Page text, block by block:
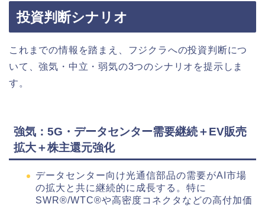
投資判断シナリオ
これまでの情報を踏まえ、フジクラへの投資判断につ
いて、強気・中立・弱気の3つのシナリオを提示しま
す。
強気：5G・データセンター需要継続＋EV販売
拡大＋株主還元強化
データセンター向け光通信部品の需要がAI市場
の拡大と共に継続的に成長する。特に
SWR®/WTC®や高密度コネクタなどの高付加価